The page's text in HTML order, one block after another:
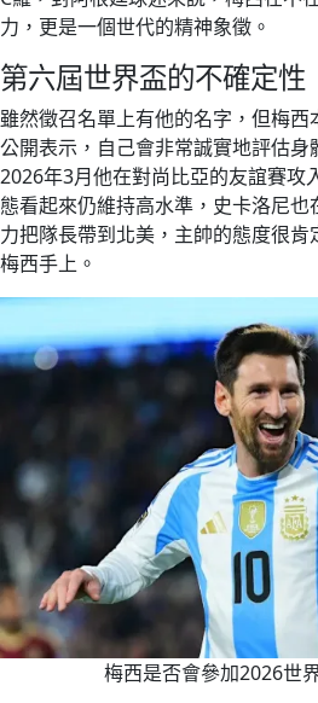
力，更是一個世代的精神象徵。
第六屆世界盃的不確定性
雖然徵召名單上有他的名字，但梅
公開表示，自己會非常誠實地評估身
2026年3月他在對尚比亞的友誼賽攻
態看起來仍維持高水準，史卡洛尼
力把隊長帶到北美，主帥的態度很
梅西手上。
梅西是否會參加2026世